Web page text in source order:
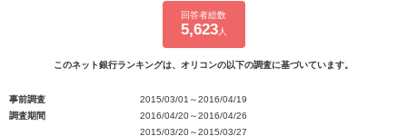
回答者総数
5,623人
このネット銀行ランキングは、オリコンの以下の調査に基づいています。
事前調査
2015/03/01～2016/04/19
調査期間
2016/04/20～2016/04/26
2015/03/20～2015/03/27